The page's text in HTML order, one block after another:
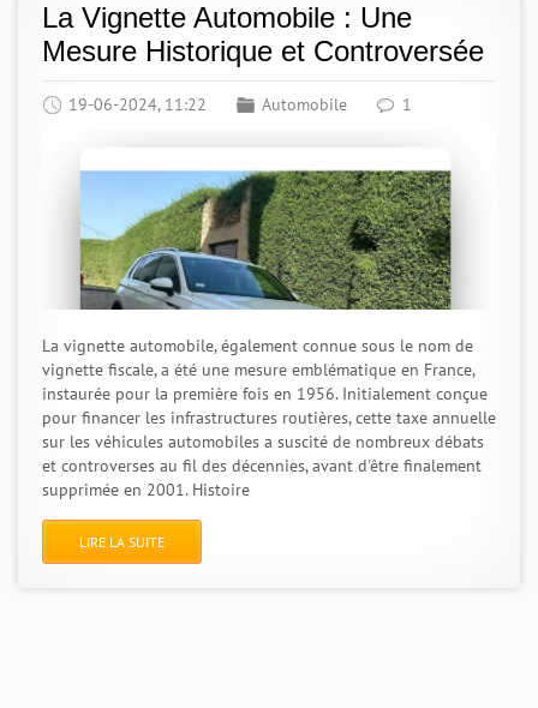
La Vignette Automobile : Une
Mesure Historique et Controversée
19-06-2024, 11:22 Automobile 1
La vignette automobile, également connue sous le nom de
vignette fiscale, a été une mesure emblématique en France,
instaurée pour la première fois en 1956. Initialement conçue
pour financer les infrastructures routières, cette taxe annuelle
sur les véhicules automobiles a suscité de nombreux débats
et controverses au fil des décennies, avant d'être finalement
supprimée en 2001. Histoire
LIRE LA SUITE